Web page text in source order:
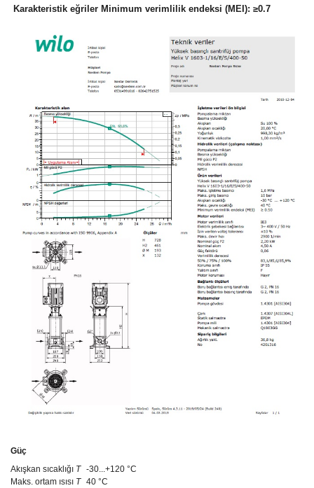
Karakteristik eğriler Minimum verimlilik endeksi (MEI): ≥0.7
Güç
Akışkan sıcaklığı T -30...+120 °C
Maks. ortam ısısı T 40 °C